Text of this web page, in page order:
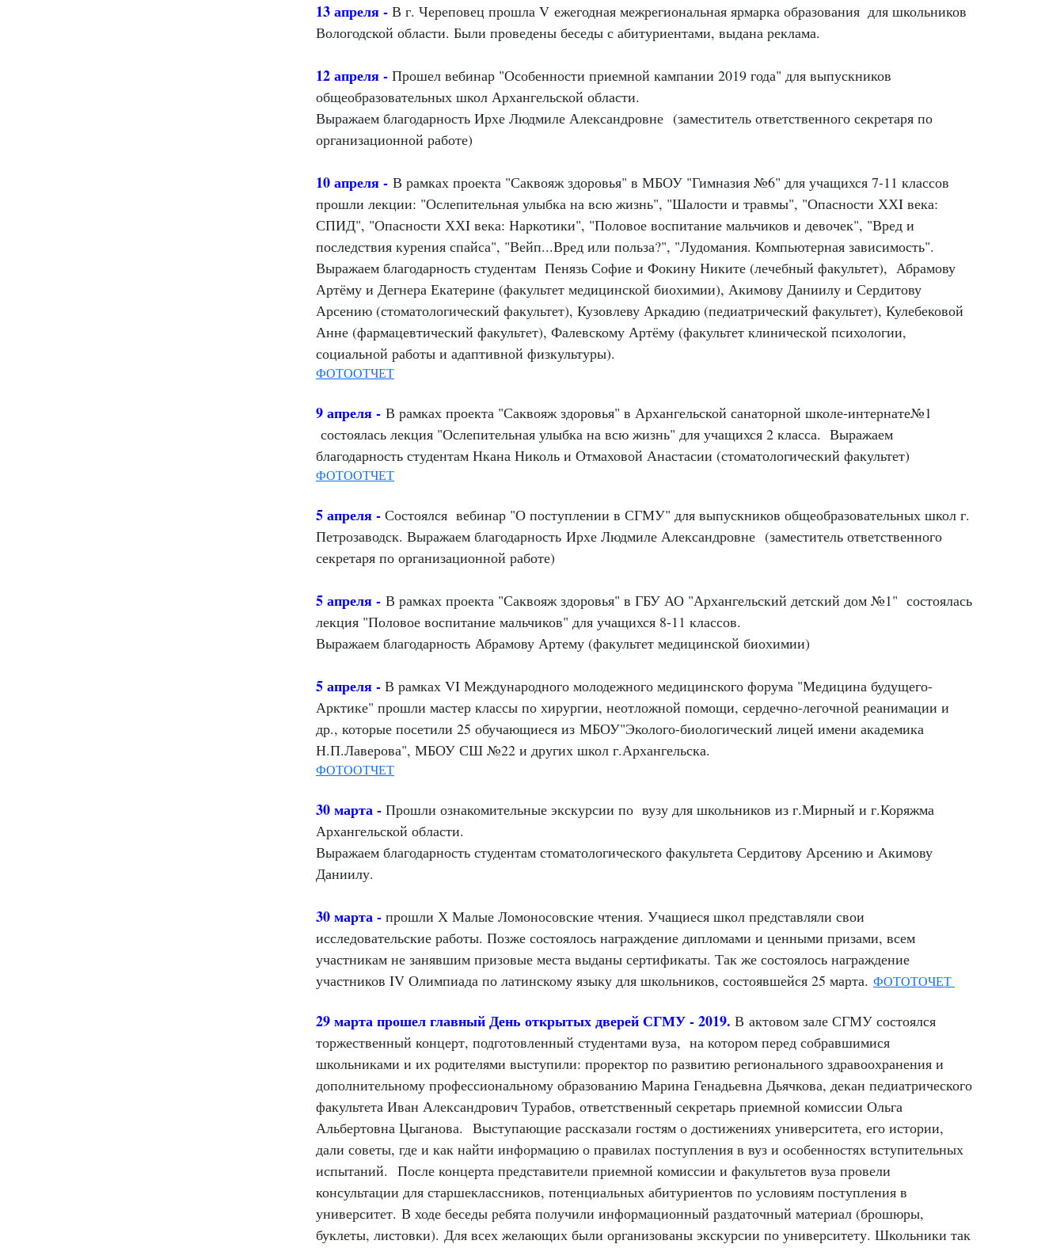
13 апреля - В г. Череповец прошла V ежегодная межрегиональная ярмарка образования для школьников
Вологодской области. Были проведены беседы с абитуриентами, выдана реклама.
12 апреля - Прошел вебинар "Особенности приемной кампании 2019 года" для выпускников
общеобразовательных школ Архангельской области.
Выражаем благодарность Ирхе Людмиле Александровне (заместитель ответственного секретаря по
организационной работе)
10 апреля - В рамках проекта "Саквояж здоровья" в МБОУ "Гимназия №6" для учащихся 7-11 классов
прошли лекции: "Ослепительная улыбка на всю жизнь", "Шалости и травмы", "Опасности ХХI века:
СПИД", "Опасности ХХI века: Наркотики", "Половое воспитание мальчиков и девочек", "Вред и
последствия курения спайса", "Вейп...Вред или польза?", "Лудомания. Компьютерная зависимость".
Выражаем благодарность студентам Пенязь Софие и Фокину Никите (лечебный факультет), Абрамову
Артёму и Дегнера Екатерине (факультет медицинской биохимии), Акимову Даниилу и Сердитову
Арсению (стоматологический факультет), Кузовлеву Аркадию (педиатрический факультет), Кулебековой
Анне (фармацевтический факультет), Фалевскому Артёму (факультет клинической психологии,
социальной работы и адаптивной физкультуры).
ФОТООТЧЕТ
9 апреля - В рамках проекта "Саквояж здоровья" в Архангельской санаторной школе-интернате№1
состоялась лекция "Ослепительная улыбка на всю жизнь" для учащихся 2 класса. Выражаем
благодарность студентам Нкана Николь и Отмаховой Анастасии (стоматологический факультет)
ФОТООТЧЕТ
5 апреля - Состоялся вебинар "О поступлении в СГМУ" для выпускников общеобразовательных школ г.
Петрозаводск. Выражаем благодарность Ирхе Людмиле Александровне (заместитель ответственного
секретаря по организационной работе)
5 апреля - В рамках проекта "Саквояж здоровья" в ГБУ АО "Архангельский детский дом №1" состоялась
лекция "Половое воспитание мальчиков" для учащихся 8-11 классов.
Выражаем благодарность Абрамову Артему (факультет медицинской биохимии)
5 апреля - В рамках VI Международного молодежного медицинского форума "Медицина будущего-
Арктике" прошли мастер классы по хирургии, неотложной помощи, сердечно-легочной реанимации и
др., которые посетили 25 обучающиеся из МБОУ"Эколого-биологический лицей имени академика
Н.П.Лаверова", МБОУ СШ №22 и других школ г.Архангельска.
ФОТООТЧЕТ
30 марта - Прошли ознакомительные экскурсии по вузу для школьников из г.Мирный и г.Коряжма
Архангельской области.
Выражаем благодарность студентам стоматологического факультета Сердитову Арсению и Акимову
Даниилу.
30 марта - прошли Х Малые Ломоносовские чтения. Учащиеся школ представляли свои
исследовательские работы. Позже состоялось награждение дипломами и ценными призами, всем
участникам не занявшим призовые места выданы сертификаты. Так же состоялось награждение
участников IV Олимпиада по латинскому языку для школьников, состоявшейся 25 марта. ФОТОТОЧЕТ
29 марта прошел главный День открытых дверей СГМУ - 2019. В актовом зале СГМУ состоялся
торжественный концерт, подготовленный студентами вуза, на котором перед собравшимися
школьниками и их родителями выступили: проректор по развитию регионального здравоохранения и
дополнительному профессиональному образованию Марина Генадьевна Дьячкова, декан педиатрического
факультета Иван Александрович Турабов, ответственный секретарь приемной комиссии Ольга
Альбертовна Цыганова. Выступающие рассказали гостям о достижениях университета, его истории,
дали советы, где и как найти информацию о правилах поступления в вуз и особенностях вступительных
испытаний. После концерта представители приемной комиссии и факультетов вуза провели
консультации для старшеклассников, потенциальных абитуриентов по условиям поступления в
университет. В ходе беседы ребята получили информационный раздаточный материал (брошюры,
буклеты, листовки). Для всех желающих были организованы экскурсии по университету. Школьники так